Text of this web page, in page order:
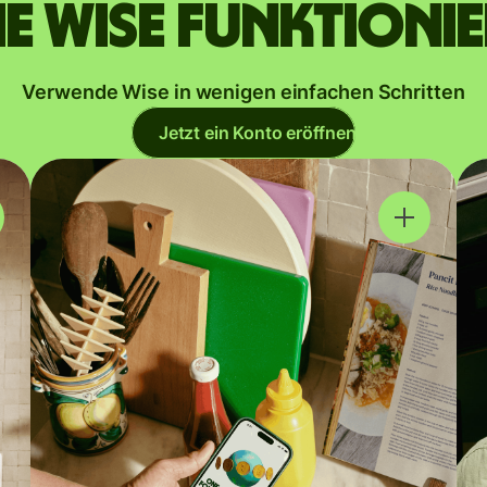
Wise
Verwende Wise in wenigen einfachen Schritten
Jetzt ein Konto eröffnen